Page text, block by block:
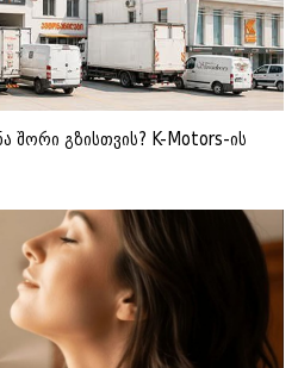
შორი გზისთვის? K-Motors-ის